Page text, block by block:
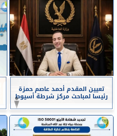
تعيين المقدم أحمد عاصم حمزة
رئيسا لمباحث مركز شرطة أسيوط